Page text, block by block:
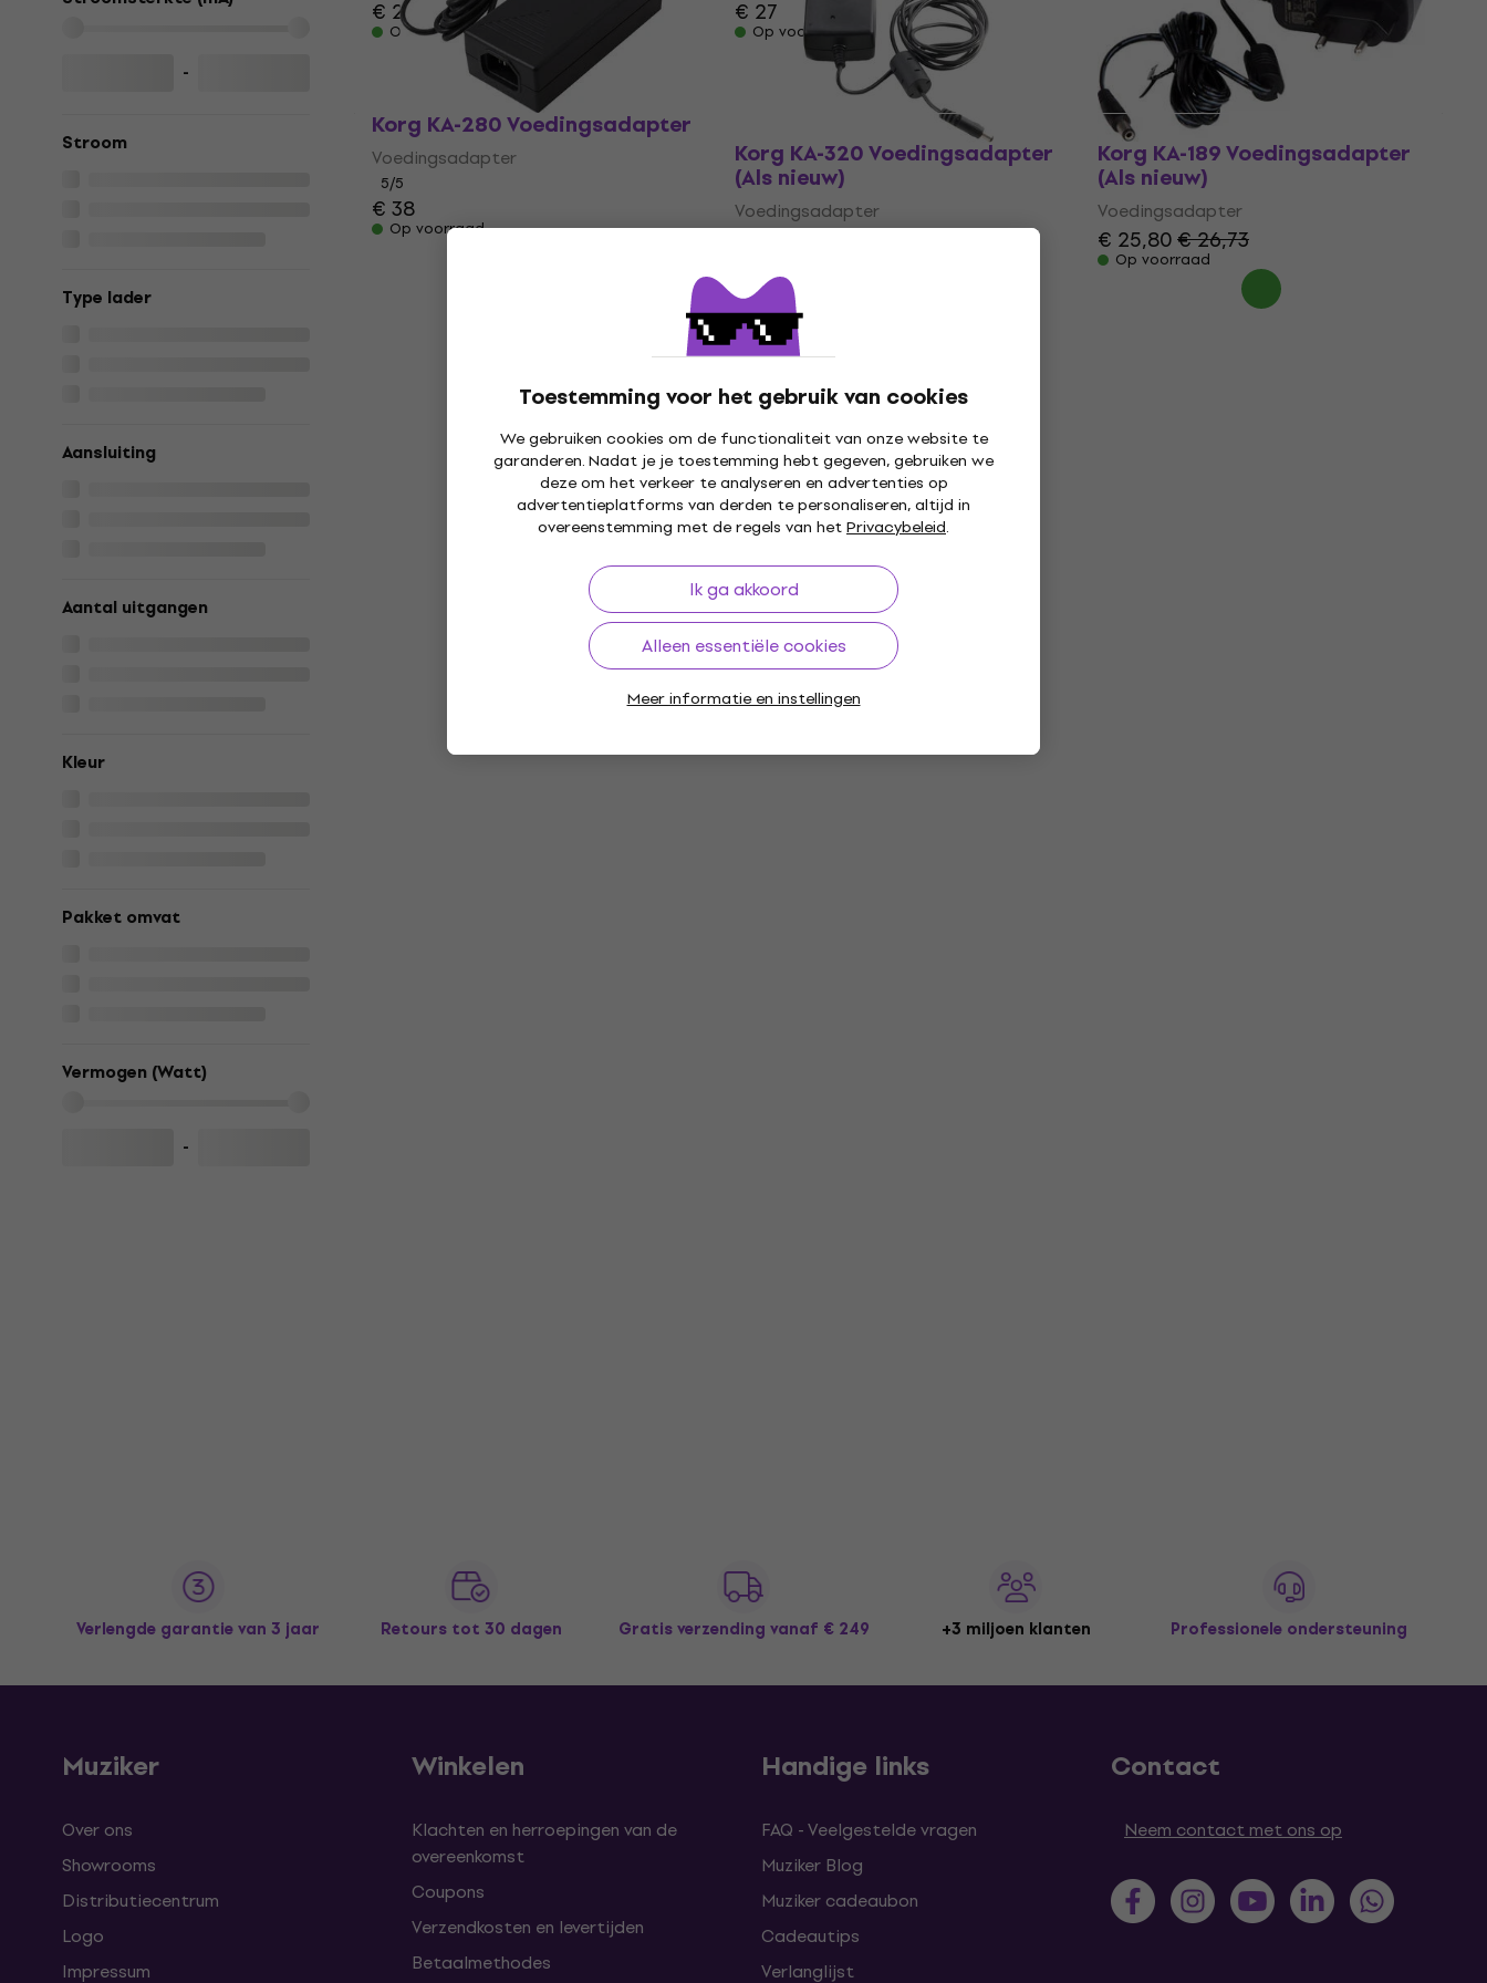
Toestemming voor het gebruik van cookies
We gebruiken cookies om de functionaliteit van onze website te
garanderen. Nadat je je toestemming hebt gegeven, gebruiken we
deze om het verkeer te analyseren en advertenties op
advertentieplatforms van derden te personaliseren, altijd in
overeenstemming met de regels van hetPrivacybeleid.
Ik ga akkoord
Alleen essentiële cookies
Meer informatie en instellingen
-
Stroom
Type lader
Aansluiting
Aantal uitgangen
Kleur
Pakket omvat
Vermogen (Watt)
-
€ 26 € 28
Op voorraad
€ 27
Op voorraad
€ 39
Op voorraad
Korg KA-280 Voedingsadapter
Voedingsadapter
5/5
€ 38
Op voorraad
Korg KA-320 Voedingsadapter
(Als nieuw)
Voedingsadapter
Korg KA-189 Voedingsadapter
(Als nieuw)
Voedingsadapter
€ 25,80€ 26,73
Op voorraad
Verlengde garantie van 3 jaar Retours tot 30 dagen Gratis verzending vanaf € 249 +3 miljoen klanten Professionele ondersteuning
Muziker
Over ons
Showrooms
Distributiecentrum
Logo
Impressum
Winkelen
Klachten en herroepingen van de
overeenkomst
Coupons
Verzendkosten en levertijden
Betaalmethodes
Handige links
FAQ - Veelgestelde vragen
Muziker Blog
Muziker cadeaubon
Cadeautips
Verlanglijst
Contact
Neem contact met ons op